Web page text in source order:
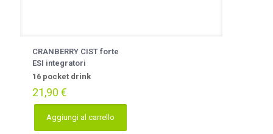
CRANBERRY CIST forte
ESI integratori
16 pocket drink
21,90 €
Aggiungi al carrello